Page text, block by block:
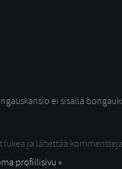
ei sisällä
lukea ja lähettää
profiilisivu »